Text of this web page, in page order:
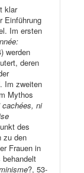
klar
Einführung
Im ersten
werden
deren
Im zweiten
Mythos
cachées, ni
des
zu den
Frauen in
?, 53-